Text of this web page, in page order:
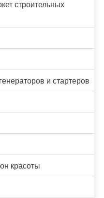
строительных
и стартеров
красоты